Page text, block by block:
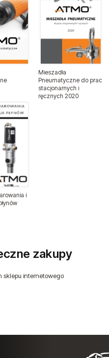
do wulkanizacji
pneumatyczne ATA
ogrodnicze
spalinowe
ochronna
nitów
śrub i wkrętów
medyczny
Mieszadła
Pneumatyczne do prac
stacjonarnych i
ręcznych 2020
i
zakupy